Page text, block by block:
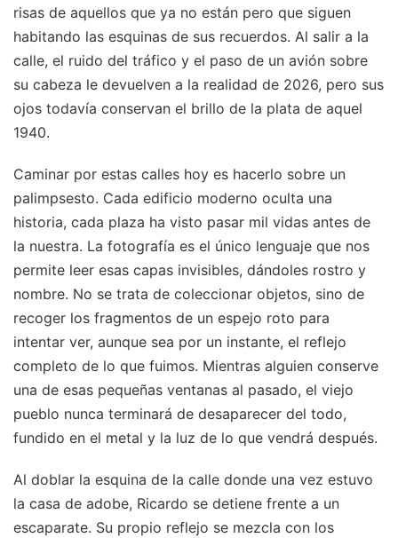
risas de aquellos que ya no están pero que siguen
habitando las esquinas de sus recuerdos. Al salir a la
calle, el ruido del tráfico y el paso de un avión sobre
su cabeza le devuelven a la realidad de 2026, pero sus
ojos todavía conservan el brillo de la plata de aquel
1940.
Caminar por estas calles hoy es hacerlo sobre un
palimpsesto. Cada edificio moderno oculta una
historia, cada plaza ha visto pasar mil vidas antes de
la nuestra. La fotografía es el único lenguaje que nos
permite leer esas capas invisibles, dándoles rostro y
nombre. No se trata de coleccionar objetos, sino de
recoger los fragmentos de un espejo roto para
intentar ver, aunque sea por un instante, el reflejo
completo de lo que fuimos. Mientras alguien conserve
una de esas pequeñas ventanas al pasado, el viejo
pueblo nunca terminará de desaparecer del todo,
fundido en el metal y la luz de lo que vendrá después.
Al doblar la esquina de la calle donde una vez estuvo
la casa de adobe, Ricardo se detiene frente a un
escaparate. Su propio reflejo se mezcla con los